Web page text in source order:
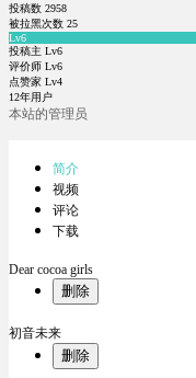
投稿数 2958
被拉黑次数 25
Lv6
投稿主 Lv6
评价师 Lv6
点赞家 Lv4
12年用户
本站的管理员
简介
视频
评论
下载
Dear cocoa girls
删除
初音未来
删除